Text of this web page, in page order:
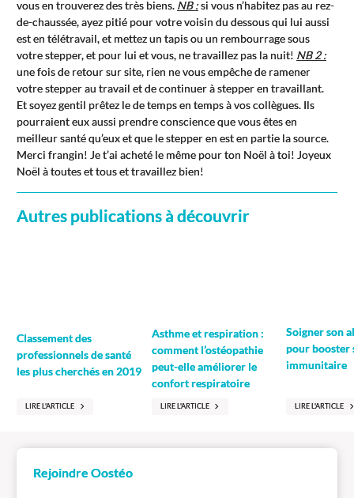
vous en trouverez des très biens. NB :si vous n’habitez pas au rez-
de-chaussée, ayez pitié pour votre voisin du dessous qui lui aussi
est en télétravail, et mettez un tapis ou un rembourrage sous
votre stepper, et pour lui et vous, ne travaillez pas la nuit! NB 2 :
une fois de retour sur site, rien ne vous empêche de ramener
votre stepper au travail et de continuer à stepper en travaillant.
Et soyez gentil prêtez le de temps en temps à vos collègues. Ils
pourraient eux aussi prendre conscience que vous êtes en
meilleur santé qu’eux et que le stepper en est en partie la source.
Merci frangin! Je t’ai acheté le même pour ton Noël à toi! Joyeux
Noël à toutes et tous et travaillez bien!
Autres publications à découvrir
Classement des
professionnels de santé
les plus cherchés en 2019
LIRE L'ARTICLE
Asthme et respiration :
comment l’ostéopathie
peut-elle améliorer le
confort respiratoire
LIRE L'ARTICLE
Soigner son
pour booster
immunitaire
LIRE L'ARTICLE
Rejoindre Oostéo